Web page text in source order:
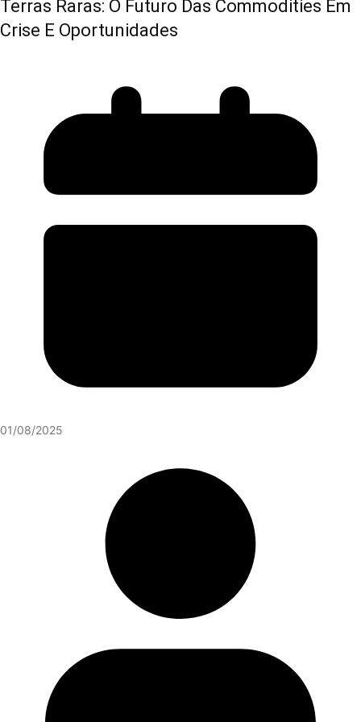
Terras Raras: O Futuro Das Commodities Em
Crise E Oportunidades
01/08/2025